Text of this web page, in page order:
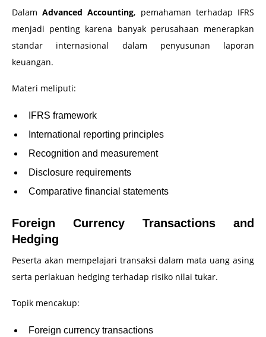
DalamAdvanced Accounting, pemahaman terhadap IFRS
menjadi penting karena banyak perusahaan menerapkan
standar internasional dalam penyusunan laporan
keuangan.
Materi meliputi:
IFRS framework
International reporting principles
Recognition and measurement
Disclosure requirements
Comparative financial statements
Foreign Currency Transactions and
Hedging
Peserta akan mempelajari transaksi dalam mata uang asing
serta perlakuan hedging terhadap risiko nilai tukar.
Topik mencakup:
Foreign currency transactions